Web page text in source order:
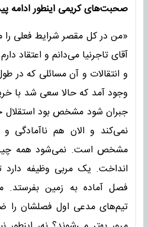
صحبت‌های کریمی اینطور ادامه
«من در کل مقصر شرایط فعلی
آقای تاجرنیا می‌دانم و اعتقاد
و انتقالات و آن مسائلی که در
وجود آمد که حالا سعی شد با
جبران شود مشخص بود
نمی‌کند و الان هم ناآمادگی و
مشخص است. نمی‌شود همه
انداخت. یک مربی وظیفه
فصل آماده به زمین بفرستد.
تیم‌های مدعی اول فصلشان را